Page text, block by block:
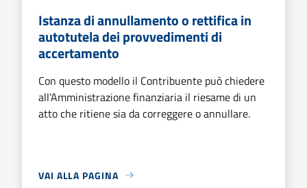
Istanza di annullamento o rettifica in
autotutela dei provvedimenti di
accertamento
Con questo modello il Contribuente può chiedere
all’Amministrazione finanziaria il riesame di un
atto che ritiene sia da correggere o annullare.
VAI ALLA PAGINA